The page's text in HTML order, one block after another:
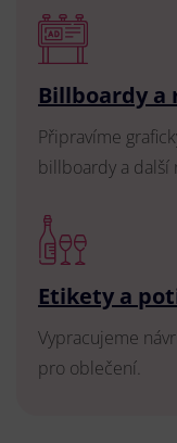
Billboardy a
Připravíme
billboardy a další
Etikety a
Vypracujeme
pro oblečení.